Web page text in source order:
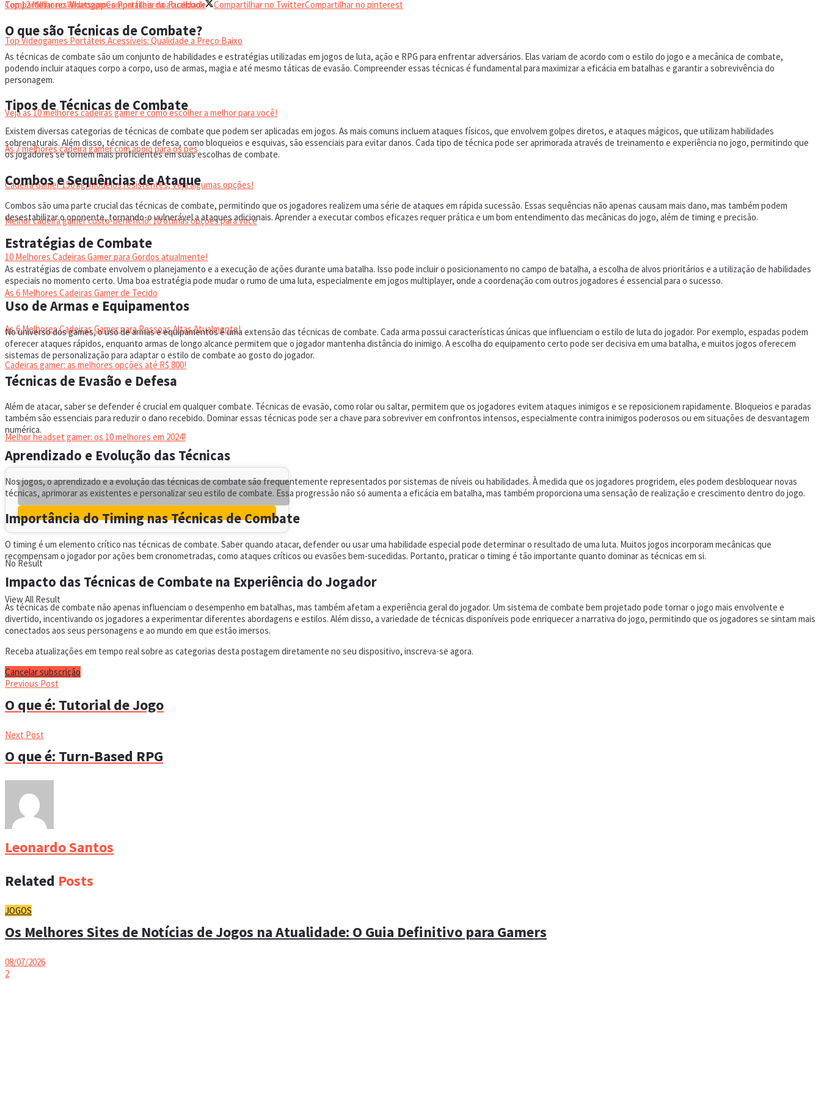
Top 12 Melhores Videogames Portáteis da atualidade
Top Videogames Portáteis Acessíveis: Qualidade a Preço Baixo
CADEIRA GAMER
Veja as 10 melhores cadeiras gamer e como escolher a melhor para você!
As 7 melhores cadeira gamer com apoio para os pés
Cadeira Gamer 150 kg: modelos resistentes, Veja algumas opções!
Melhor cadeira gamer custo-benefício: 10 ótimas opções para você
10 Melhores Cadeiras Gamer para Gordos atualmente!
As 6 Melhores Cadeiras Gamer de Tecido
As 6 Melhores Cadeiras Gamer para Pessoas Altas Atualmente!
Cadeiras gamer: as melhores opções até R$ 800!
HEADSET
Melhor headset gamer: os 10 melhores em 2024!
No Result
View All Result
Compartilhar no WhatsappCompartilhar no Facebook Compartilhar no TwitterCompartilhar no pinterest
O que são Técnicas de Combate?
As técnicas de combate são um conjunto de habilidades e estratégias utilizadas em jogos de luta, ação e RPG para enfrentar adversários. Elas variam de acordo com o estilo do jogo e a mecânica de combate,
podendo incluir ataques corpo a corpo, uso de armas, magia e até mesmo táticas de evasão. Compreender essas técnicas é fundamental para maximizar a eficácia em batalhas e garantir a sobrevivência do
personagem.
Tipos de Técnicas de Combate
Existem diversas categorias de técnicas de combate que podem ser aplicadas em jogos. As mais comuns incluem ataques físicos, que envolvem golpes diretos, e ataques mágicos, que utilizam habilidades
sobrenaturais. Além disso, técnicas de defesa, como bloqueios e esquivas, são essenciais para evitar danos. Cada tipo de técnica pode ser aprimorada através de treinamento e experiência no jogo, permitindo que
os jogadores se tornem mais proficientes em suas escolhas de combate.
Combos e Sequências de Ataque
Combos são uma parte crucial das técnicas de combate, permitindo que os jogadores realizem uma série de ataques em rápida sucessão. Essas sequências não apenas causam mais dano, mas também podem
desestabilizar o oponente, tornando-o vulnerável a ataques adicionais. Aprender a executar combos eficazes requer prática e um bom entendimento das mecânicas do jogo, além de timing e precisão.
Estratégias de Combate
As estratégias de combate envolvem o planejamento e a execução de ações durante uma batalha. Isso pode incluir o posicionamento no campo de batalha, a escolha de alvos prioritários e a utilização de habilidades
especiais no momento certo. Uma boa estratégia pode mudar o rumo de uma luta, especialmente em jogos multiplayer, onde a coordenação com outros jogadores é essencial para o sucesso.
Uso de Armas e Equipamentos
No universo dos games, o uso de armas e equipamentos é uma extensão das técnicas de combate. Cada arma possui características únicas que influenciam o estilo de luta do jogador. Por exemplo, espadas podem
oferecer ataques rápidos, enquanto armas de longo alcance permitem que o jogador mantenha distância do inimigo. A escolha do equipamento certo pode ser decisiva em uma batalha, e muitos jogos oferecem
sistemas de personalização para adaptar o estilo de combate ao gosto do jogador.
Técnicas de Evasão e Defesa
Além de atacar, saber se defender é crucial em qualquer combate. Técnicas de evasão, como rolar ou saltar, permitem que os jogadores evitem ataques inimigos e se reposicionem rapidamente. Bloqueios e paradas
também são essenciais para reduzir o dano recebido. Dominar essas técnicas pode ser a chave para sobreviver em confrontos intensos, especialmente contra inimigos poderosos ou em situações de desvantagem
numérica.
Aprendizado e Evolução das Técnicas
Nos jogos, o aprendizado e a evolução das técnicas de combate são frequentemente representados por sistemas de níveis ou habilidades. À medida que os jogadores progridem, eles podem desbloquear novas
técnicas, aprimorar as existentes e personalizar seu estilo de combate. Essa progressão não só aumenta a eficácia em batalha, mas também proporciona uma sensação de realização e crescimento dentro do jogo.
Importância do Timing nas Técnicas de Combate
O timing é um elemento crítico nas técnicas de combate. Saber quando atacar, defender ou usar uma habilidade especial pode determinar o resultado de uma luta. Muitos jogos incorporam mecânicas que
recompensam o jogador por ações bem cronometradas, como ataques críticos ou evasões bem-sucedidas. Portanto, praticar o timing é tão importante quanto dominar as técnicas em si.
Impacto das Técnicas de Combate na Experiência do Jogador
As técnicas de combate não apenas influenciam o desempenho em batalhas, mas também afetam a experiência geral do jogador. Um sistema de combate bem projetado pode tornar o jogo mais envolvente e
divertido, incentivando os jogadores a experimentar diferentes abordagens e estilos. Além disso, a variedade de técnicas disponíveis pode enriquecer a narrativa do jogo, permitindo que os jogadores se sintam mais
conectados aos seus personagens e ao mundo em que estão imersos.
Receba atualizações em tempo real sobre as categorias desta postagem diretamente no seu dispositivo, inscreva-se agora.
Cancelar subscrição
Previous Post
O que é: Tutorial de Jogo
Next Post
O que é: Turn-Based RPG
Leonardo Santos
Related Posts
JOGOS
Os Melhores Sites de Notícias de Jogos na Atualidade: O Guia Definitivo para Gamers
08/07/2026
2